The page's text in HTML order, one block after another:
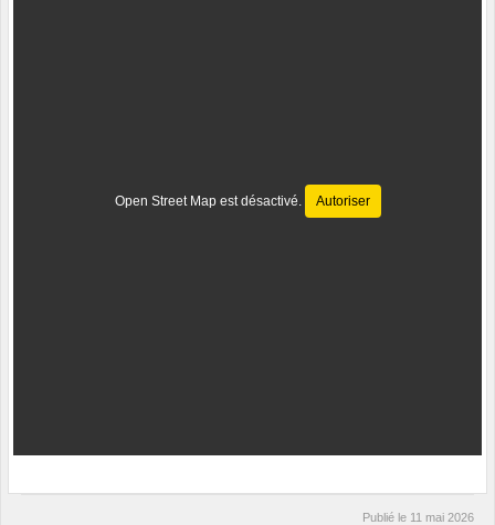
Open Street Map est désactivé. Autoriser
Publié le 11 mai 2026